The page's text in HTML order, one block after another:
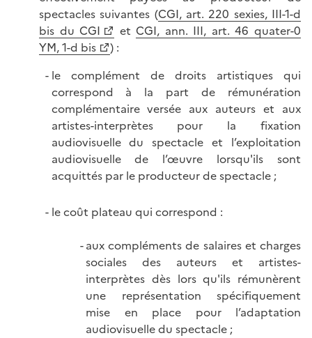
spectacles suivantes (CGI, art. 220 sexies, III-1-d
bis du CGI
et CGI, ann. III, art. 46 quater-0
YM, 1-d bis
) :
le complément de droits artistiques qui
correspond à la part de rémunération
complémentaire versée aux auteurs et aux
artistes-interprètes pour la fixation
audiovisuelle du spectacle et l’exploitation
audiovisuelle de l’œuvre lorsqu'ils sont
acquittés par le producteur de spectacle ;
le coût plateau qui correspond :
aux compléments de salaires et charges
sociales des auteurs et artistes-
interprètes dès lors qu'ils rémunèrent
une représentation spécifiquement
mise en place pour l’adaptation
audiovisuelle du spectacle ;